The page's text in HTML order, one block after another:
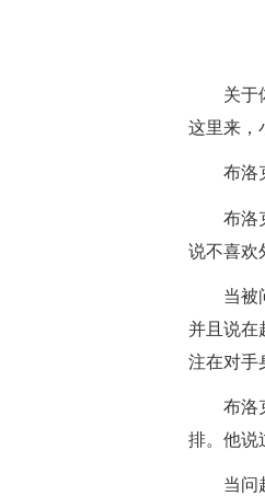
关于
这里来，
布洛
布洛
说不喜欢
当被
并且说在
注在对手
布洛
排。他说
当问